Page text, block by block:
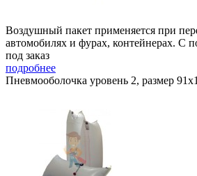
Воздушный пакет применяется при
автомобилях и фурах, контейнерах. С
под заказ
подробнее
Пневмооболочка уровень 2, размер